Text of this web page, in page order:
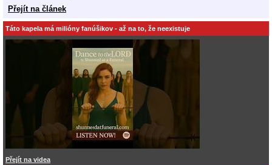
Přejít na článek
Táto kapela má milióny fanúšikov - až na to, že neexistuje
Přejít na videa